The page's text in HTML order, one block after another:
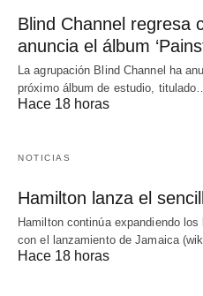
Blind Channel regresa
anuncia el álbum
La agrupación Blind Channel ha
próximo álbum de estudio,
Hace 18 horas
NOTICIAS
Hamilton lanza el
Hamilton continúa expandiendo
con el lanzamiento de Jamaica
Hace 18 horas